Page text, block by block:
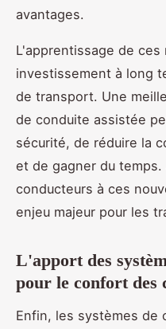
avantages.
L'apprentissage de
investissement à long
de transport. Une
de conduite assistée
sécurité, de réduire la
et de gagner du temps.
conducteurs à ces
enjeu majeur pour les
L'apport des
pour le confort des
Enfin, les systèmes de